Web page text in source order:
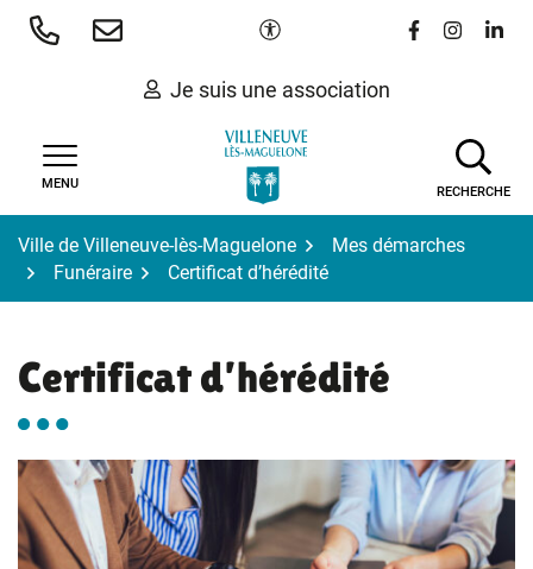
Aller
Paramètres d'accessibilité
Lien vers le
Lien vers
Lien
Je suis une association
MENU
RECHERCHE
Ville de Villeneuve-lès-Maguelone
Mes démarches
Funéraire
Certificat d’hérédité
Certificat d’hérédité